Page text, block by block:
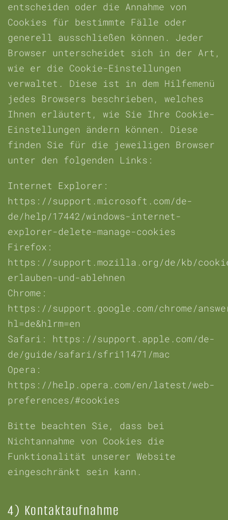
entscheiden oder die Annahme von
Cookies für bestimmte Fälle oder
generell ausschließen können. Jeder
Browser unterscheidet sich in der Art,
wie er die Cookie-Einstellungen
verwaltet. Diese ist in dem Hilfemenü
jedes Browsers beschrieben, welches
Ihnen erläutert, wie Sie Ihre Cookie-
Einstellungen ändern können. Diese
finden Sie für die jeweiligen Browser
unter den folgenden Links:
Internet Explorer:
https://support.microsoft.com/de-
de/help/17442/windows-internet-
explorer-delete-manage-cookies
Firefox:
https://support.mozilla.org/de/kb/
erlauben-und-ablehnen
Chrome:
https://support.google.com/chrome/
hl=de&hlrm=en
Safari: https://support.apple.com/de-
de/guide/safari/sfri11471/mac
Opera:
https://help.opera.com/en/latest/web-
preferences/#cookies
Bitte beachten Sie, dass bei
Nichtannahme von Cookies die
Funktionalität unserer Website
eingeschränkt sein kann.
4) Kontaktaufnahme